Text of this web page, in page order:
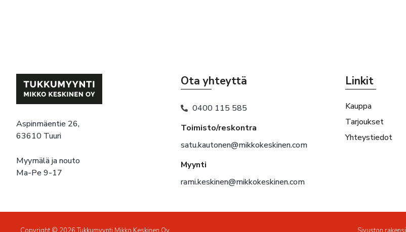
Aspinmäentie 26,
63610 Tuuri
Myymälä ja nouto
Ma-Pe 9-17
Ota yhteyttä
0400 115 585
Toimisto/reskontra
satu.kautonen@mikkokeskinen.com
Myynti
rami.keskinen@mikkokeskinen.com
Linkit
Kauppa
Tarjoukset
Yhteystiedot